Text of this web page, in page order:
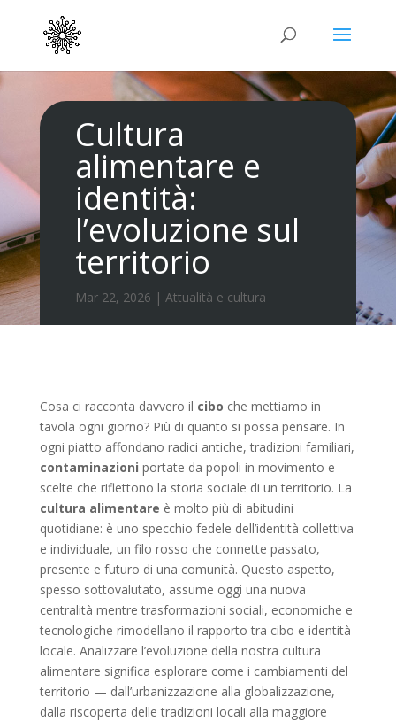
Cultura
alimentare e
identità:
l’evoluzione sul
territorio
Mar 22, 2026 | Attualità e cultura
Cosa ci racconta davvero il cibo che mettiamo in
tavola ogni giorno? Più di quanto si possa pensare. In
ogni piatto affondano radici antiche, tradizioni familiari,
contaminazioni portate da popoli in movimento e
scelte che riflettono la storia sociale di un territorio. La
cultura alimentare è molto più di abitudini
quotidiane: è uno specchio fedele dell’identità collettiva
e individuale, un filo rosso che connette passato,
presente e futuro di una comunità. Questo aspetto,
spesso sottovalutato, assume oggi una nuova
centralità mentre trasformazioni sociali, economiche e
tecnologiche rimodellano il rapporto tra cibo e identità
locale. Analizzare l’evoluzione della nostra cultura
alimentare significa esplorare come i cambiamenti del
territorio — dall’urbanizzazione alla globalizzazione,
dalla riscoperta delle tradizioni locali alla maggiore